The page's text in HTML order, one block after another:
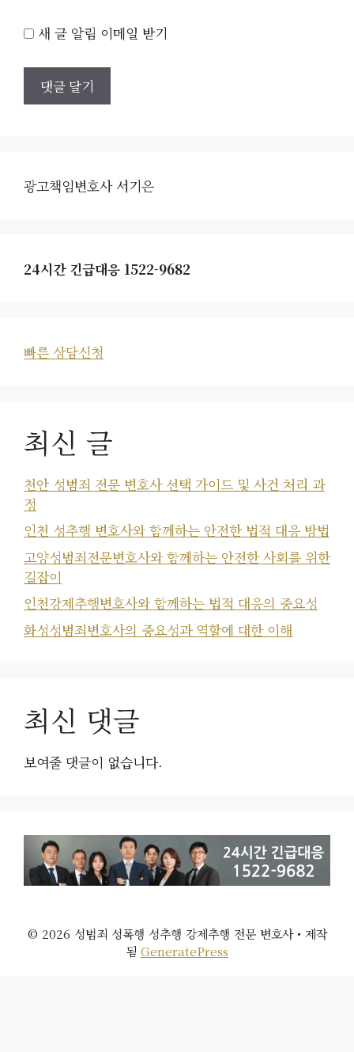
새 글 알림 이메일 받기
광고책임변호사 서기은
24시간 긴급대응 1522-9682
빠른 상담신청
최신 글
천안 성범죄 전문 변호사 선택 가이드 및 사건 처리 과
정
인천 성추행 변호사와 함께하는 안전한 법적 대응 방법
고양성범죄전문변호사와 함께하는 안전한 사회를 위한
길잡이
인천강제추행변호사와 함께하는 법적 대응의 중요성
화성성범죄변호사의 중요성과 역할에 대한 이해
최신 댓글
보여줄 댓글이 없습니다.
© 2026 성범죄 성폭행 성추행 강제추행 전문 변호사• 제작
됨 GeneratePress